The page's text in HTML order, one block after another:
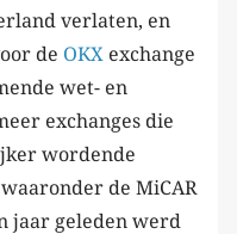
verlaten, en
de OKX exchange
wet- en
exchanges die
wordende
de MiCAR
jaar geleden werd